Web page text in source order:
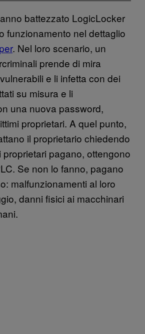
battezzato LogicLocker
funzionamento nel dettaglio
. Nel loro scenario, un
prende di mira
e li infetta con dei
su misura e li
una nuova password,
proprietari. A quel punto,
il proprietario chiedendo
proprietari pagano, ottengono
Se non lo fanno, pagano
malfunzionamenti al loro
danni fisici ai macchinari